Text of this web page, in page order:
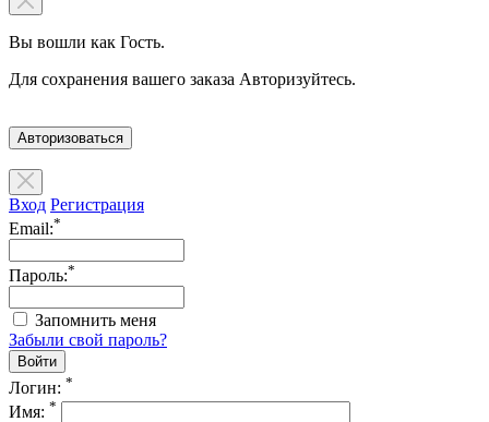
Вы вошли как Гость.
Для сохранения вашего заказа Авторизуйтесь.
Авторизоваться
Вход Регистрация
Email:*
Пароль:*
Запомнить меня
Забыли свой пароль?
Логин: *
Имя: *